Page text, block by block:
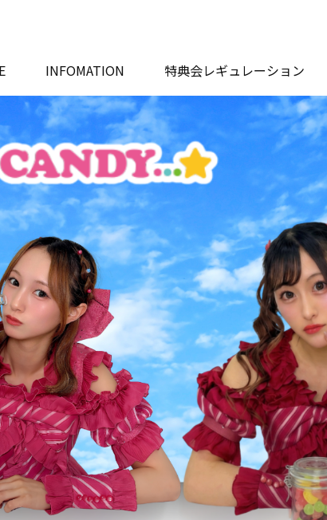
INFOMATION 特典会レギュレーション